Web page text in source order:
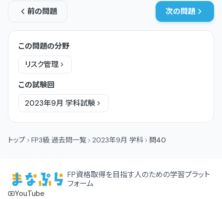
前の問題 次の問題
この問題の分野
リスク管理
この試験回
2023年9月 学科試験
トップ FP3級 過去問一覧 2023年9月 学科 問40
FP資格取得を目指す人のための学習プラット
フォーム
YouTube